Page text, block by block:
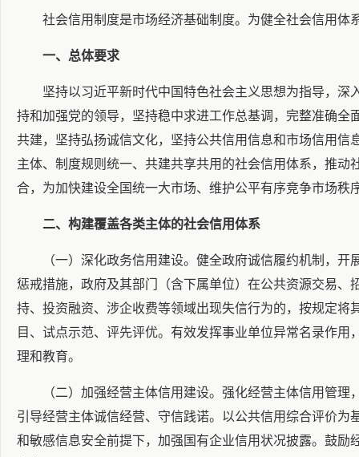
社会信用制度是市场经济基础制度。为健全社会信用体
一、总体要求
坚持以习近平新时代中国特色社会主义思想为指导，
持和加强党的领导，坚持稳中求进工作总基调，完整准确
共建，坚持弘扬诚信文化，坚持公共信用信息和市场信用
主体、制度规则统一、共建共享共用的社会信用体系，推
合，为加快建设全国统一大市场、维护公平有序竞争市场秩
二、构建覆盖各类主体的社会信用体系
（一）深化政务信用建设。健全政府诚信履约机制，
惩戒措施，政府及其部门（含下属单位）在公共资源交易
持、投资融资、涉企收费等领域出现失信行为的，按规定
目、试点示范、评先评优。有效发挥事业单位异常名录作
理和教育。
（二）加强经营主体信用建设。强化经营主体信用管
引导经营主体诚信经营、守信践诺。以公共信用综合评价
和敏感信息安全前提下，加强国有企业信用状况披露。鼓